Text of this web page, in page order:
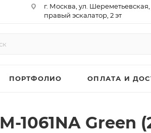
г. Москва, ул.
правый эскалатор, 2 эт
р/сч 40702810410000761715
ПОРТФОЛИО ОПЛАТА И
1061NA Green